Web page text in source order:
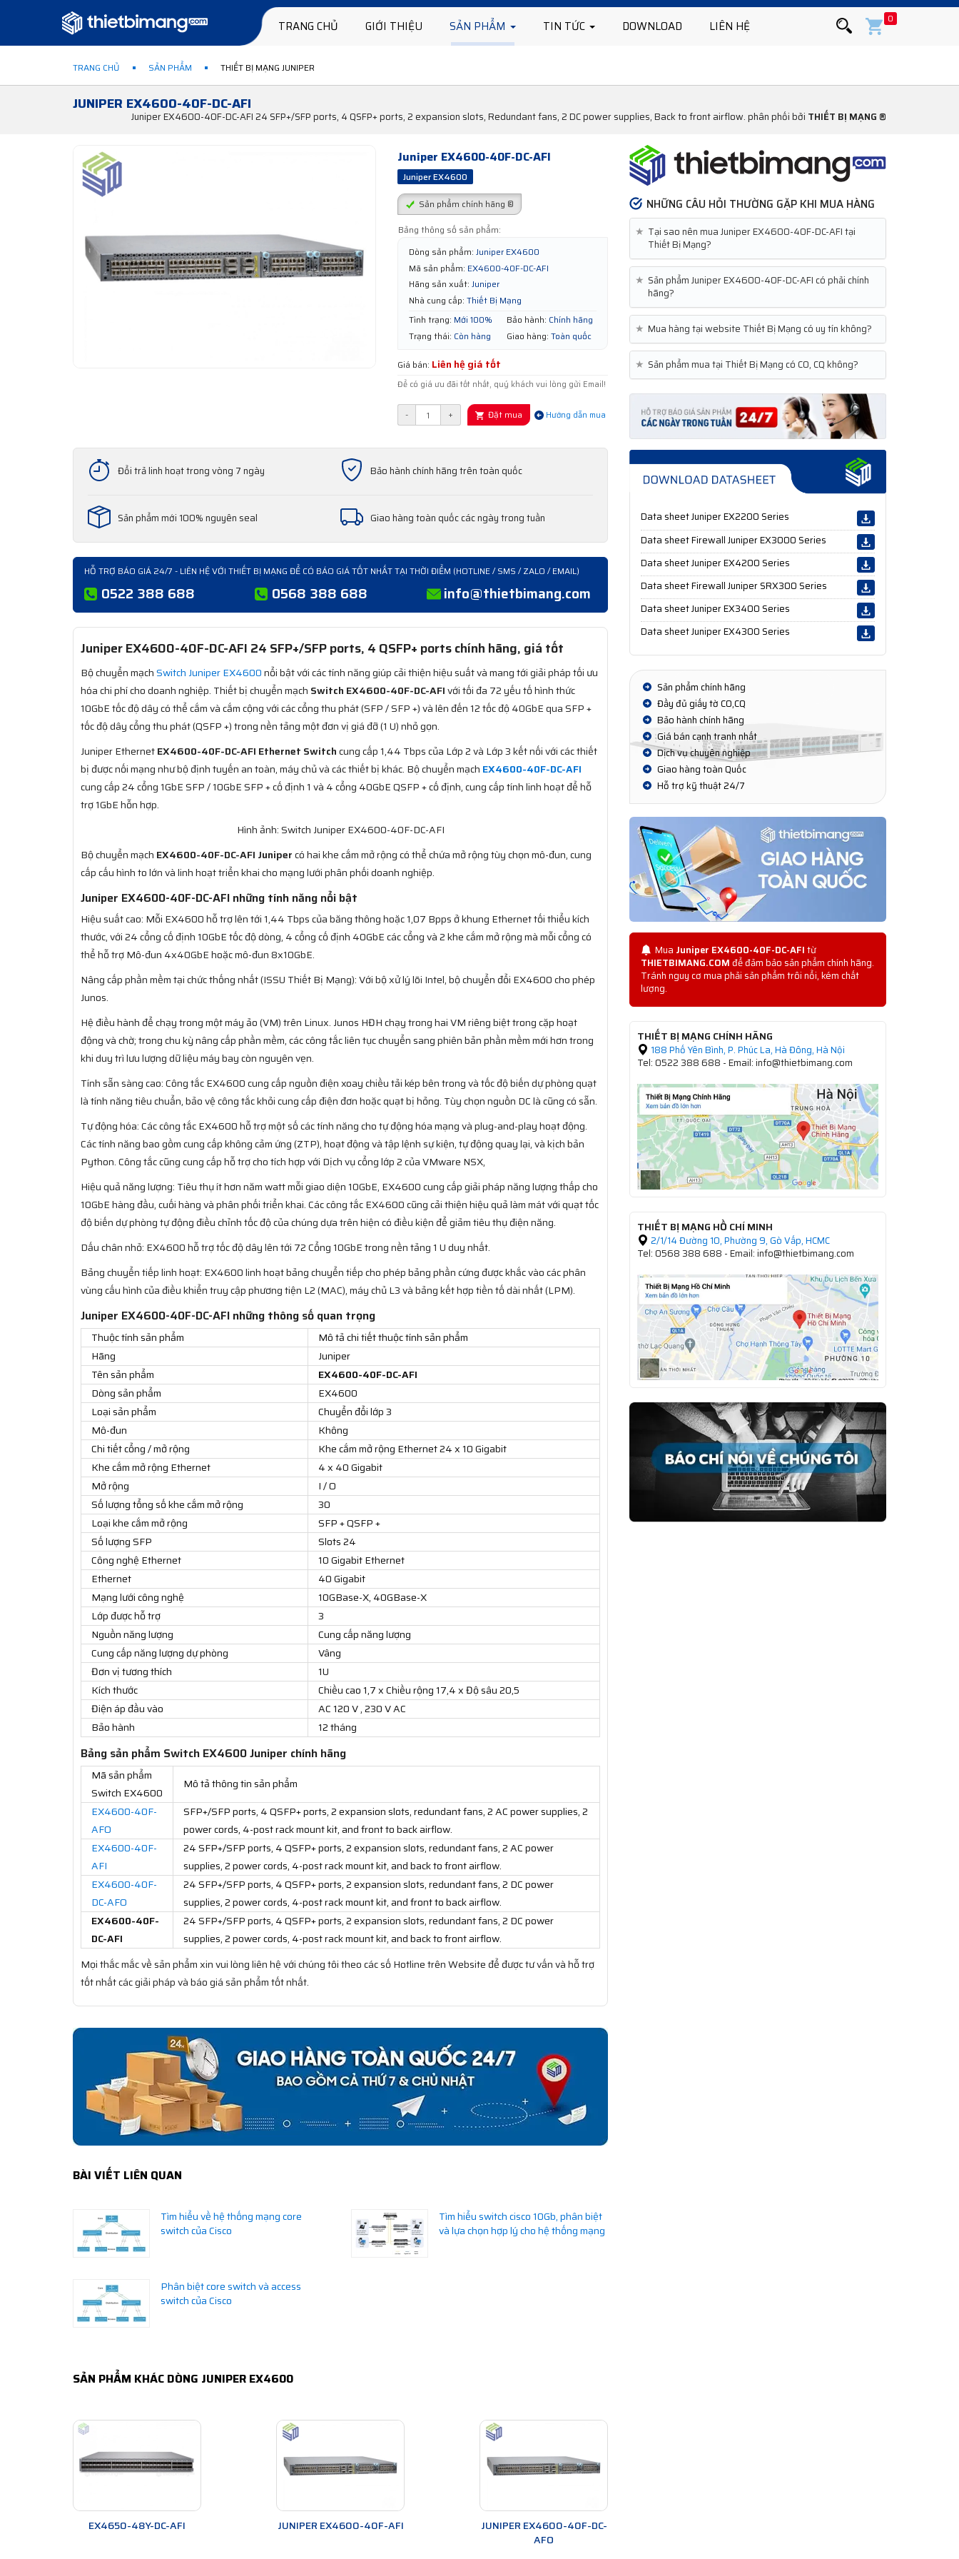
TRANG CHỦ GIỚI THIỆU SẢN PHẨM TIN TỨC DOWNLOAD LIÊN HỆ 0
TRANG CHỦ SẢN PHẨM THIẾT BỊ MẠNG JUNIPER
JUNIPER EX4600-40F-DC-AFI
Juniper EX4600-40F-DC-AFI 24 SFP+/SFP ports, 4 QSFP+ ports, 2 expansion slots, Redundant fans, 2 DC power supplies, Back to front airflow. phân phối bởi THIẾT BỊ MẠNG ®
Juniper EX4600-40F-DC-AFI
Juniper EX4600
Sản phẩm chính hãng ®
Bảng thông số sản phẩm:
Dòng sản phẩm: Juniper EX4600
Mã sản phẩm: EX4600-40F-DC-AFI
Hãng sản xuất: Juniper
Nhà cung cấp: Thiết Bị Mạng
Tình trạng: Mới 100% Bảo hành: Chính hãng
Trạng thái: Còn hàng Giao hàng: Toàn quốc
Giá bán: Liên hệ giá tốt
Để có giá ưu đãi tốt nhất, quý khách vui lòng gửi Email!
- + Đặt mua Hướng dẫn mua
Đổi trả linh hoạt trong vòng 7 ngày Bảo hành chính hãng trên toàn quốc
Sản phẩm mới 100% nguyên seal Giao hàng toàn quốc các ngày trong tuần
HỖ TRỢ BÁO GIÁ 24/7 - LIÊN HỆ VỚI THIẾT BỊ MẠNG ĐỂ CÓ BÁO GIÁ TỐT NHẤT TẠI THỜI ĐIỂM (HOTLINE / SMS / ZALO / EMAIL)
0522 388 688 0568 388 688 info@thietbimang.com
Juniper EX4600-40F-DC-AFI 24 SFP+/SFP ports, 4 QSFP+ ports chính hãng, giá tốt
Bộ chuyển mạchSwitch Juniper EX4600nổi bật với các tính năng giúp cải thiện hiệu suất và mang tới giải pháp tối ưu
hóa chi phí cho doanh nghiệp. Thiết bị chuyển mạch Switch EX4600-40F-DC-AFIvới tối đa 72 yếu tố hình thức
10GbE tốc độ dây có thể cắm và cắm cộng với các cổng thu phát (SFP / SFP +) và lên đến 12 tốc độ 40GbE qua SFP +
tốc độ dây cổng thu phát (QSFP +) trong nền tảng một đơn vị giá đỡ (1 U) nhỏ gọn.
Juniper EthernetEX4600-40F-DC-AFI Ethernet Switchcung cấp 1,44 Tbps của Lớp 2 và Lớp 3 kết nối với các thiết
bị được nối mạng như bộ định tuyến an toàn, máy chủ và các thiết bị khác. Bộ chuyển mạch EX4600-40F-DC-AFI
cung cấp 24 cổng 1GbE SFP / 10GbE SFP + cố định 1 và 4 cổng 40GbE QSFP + cố định, cung cấp tính linh hoạt để hỗ
trợ 1GbE hỗn hợp.
Hình ảnh: Switch Juniper EX4600-40F-DC-AFI
Bộ chuyển mạch EX4600-40F-DC-AFI Junipercó hai khe cắm mở rộng có thể chứa mở rộng tùy chọn mô-đun, cung
cấp cấu hình to lớn và linh hoạt triển khai cho mạng lưới phân phối doanh nghiệp.
Juniper EX4600-40F-DC-AFI những tính năng nổi bật
Hiệu suất cao: Mỗi EX4600 hỗ trợ lên tới 1,44 Tbps của băng thông hoặc 1,07 Bpps ở khung Ethernet tối thiểu kích
thước, với 24 cổng cố định 10GbE tốc độ dòng, 4 cổng cố định 40GbE các cổng và 2 khe cắm mở rộng mà mỗi cổng có
thể hỗ trợ Mô-đun 4x40GbE hoặc mô-đun 8x10GbE.
Nâng cấp phần mềm tại chức thống nhất (ISSU Thiết Bị Mạng): Với bộ xử lý lõi Intel, bộ chuyển đổi EX4600 cho phép
Junos.
Hệ điều hành để chạy trong một máy ảo (VM) trên Linux. Junos HĐH chạy trong hai VM riêng biệt trong cặp hoạt
động và chờ; trong chu kỳ nâng cấp phần mềm, các công tắc liên tục chuyển sang phiên bản phần mềm mới hơn trong
khi duy trì lưu lượng dữ liệu máy bay còn nguyên vẹn.
Tính sẵn sàng cao: Công tắc EX4600 cung cấp nguồn điện xoay chiều tải kép bên trong và tốc độ biến dự phòng quạt
là tính năng tiêu chuẩn, bảo vệ công tắc khỏi cung cấp điện đơn hoặc quạt bị hỏng. Tùy chọn nguồn DC là cũng có sẵn.
Tự động hóa: Các công tắc EX4600 hỗ trợ một số các tính năng cho tự động hóa mạng và plug-and-play hoạt động.
Các tính năng bao gồm cung cấp không cảm ứng (ZTP), hoạt động và tập lệnh sự kiện, tự động quay lại, và kịch bản
Python. Công tắc cũng cung cấp hỗ trợ cho tích hợp với Dịch vụ cổng lớp 2 của VMware NSX,
Hiệu quả năng lượng: Tiêu thụ ít hơn năm watt mỗi giao diện 10GbE, EX4600 cung cấp giải pháp năng lượng thấp cho
10GbE hàng đầu, cuối hàng và phân phối triển khai. Các công tắc EX4600 cũng cải thiện hiệu quả làm mát với quạt tốc
độ biến dự phòng tự động điều chỉnh tốc độ của chúng dựa trên hiện có điều kiện để giảm tiêu thụ điện năng.
Dấu chân nhỏ: EX4600 hỗ trợ tốc độ dây lên tới 72 Cổng 10GbE trong nền tảng 1 U duy nhất.
Bảng chuyển tiếp linh hoạt: EX4600 linh hoạt bảng chuyển tiếp cho phép bảng phần cứng được khắc vào các phân
vùng cấu hình của điều khiển truy cập phương tiện L2 (MAC), máy chủ L3 và bảng kết hợp tiền tố dài nhất (LPM).
Juniper EX4600-40F-DC-AFI những thông số quan trọng
Thuộc tính sản phẩm
Mô tả chi tiết thuộc tính sản phẩm
Hãng
Juniper
Tên sản phẩm
EX4600-40F-DC-AFI
Dòng sản phẩm
EX4600
Loại sản phẩm
Chuyển đổi lớp 3
Mô-đun
Không
Chi tiết cổng / mở rộng
Khe cắm mở rộng Ethernet 24 x 10 Gigabit
Khe cắm mở rộng Ethernet
4 x 40 Gigabit
Mở rộng
I / O
Số lượng tổng số khe cắm mở rộng
30
Loại khe cắm mở rộng
SFP + QSFP +
Số lượng SFP
Slots 24
Công nghệ Ethernet
10 Gigabit Ethernet
Ethernet
40 Gigabit
Mạng lưới công nghệ
10GBase-X, 40GBase-X
Lớp được hỗ trợ
3
Nguồn năng lượng
Cung cấp năng lượng
Cung cấp năng lượng dự phòng
Vâng
Đơn vị tương thích
1U
Kích thước
Chiều cao 1,7 x Chiều rộng 17,4 x Độ sâu 20,5
Điện áp đầu vào
AC 120 V , 230 V AC
Bảo hành
12 tháng
Bảng sản phẩm Switch EX4600 Juniper chính hãng
Mã sản phẩm
Switch EX4600
Mô tả thông tin sản phẩm
EX4600-40F-
AFO
SFP+/SFP ports, 4 QSFP+ ports, 2 expansion slots, redundant fans, 2 AC power supplies, 2
power cords, 4-post rack mount kit, and front to back airflow.
EX4600-40F-
AFI
24 SFP+/SFP ports, 4 QSFP+ ports, 2 expansion slots, redundant fans, 2 AC power
supplies, 2 power cords, 4-post rack mount kit, and back to front airflow.
EX4600-40F-
DC-AFO
24 SFP+/SFP ports, 4 QSFP+ ports, 2 expansion slots, redundant fans, 2 DC power
supplies, 2 power cords, 4-post rack mount kit, and front to back airflow.
EX4600-40F-
DC-AFI
24 SFP+/SFP ports, 4 QSFP+ ports, 2 expansion slots, redundant fans, 2 DC power
supplies, 2 power cords, 4-post rack mount kit, and back to front airflow.
Mọi thắc mắc về sản phẩm xin vui lòng liên hệ với chúng tôi theo các số Hotline trên Website để được tư vấn và hỗ trợ
tốt nhất các giải pháp và báo giá sản phẩm tốt nhất.
BÀI VIẾT LIÊN QUAN
Tìm hiểu về hệ thống mạng core
switch của Cisco
Tìm hiểu switch cisco 10Gb, phân biệt
và lựa chọn hợp lý cho hệ thống mạng
Phân biệt core switch và access
switch của Cisco
SẢN PHẨM KHÁC DÒNG JUNIPER EX4600
EX4650-48Y-DC-AFI JUNIPER EX4600-40F-AFI
JUNIPER EX4600-40F-DC-
AFO
NHỮNG CÂU HỎI THƯỜNG GẶP KHI MUA HÀNG
★ Tại sao nên mua Juniper EX4600-40F-DC-AFI tại
Thiết Bị Mạng?
★ Sản phẩm Juniper EX4600-40F-DC-AFI có phải chính
hãng?
★ Mua hàng tại website Thiết Bị Mạng có uy tín không?
★ Sản phẩm mua tại Thiết Bị Mạng có CO, CQ không?
Data sheet Juniper EX2200 Series
Data sheet Firewall Juniper EX3000 Series
Data sheet Juniper EX4200 Series
Data sheet Firewall Juniper SRX300 Series
Data sheet Juniper EX3400 Series
Data sheet Juniper EX4300 Series
Sản phẩm chính hãng
Đầy đủ giấy tờ CO,CQ
Bảo hành chính hãng
Giá bán cạnh tranh nhất
Dịch vụ chuyên nghiệp
Giao hàng toàn Quốc
Hỗ trợ kỹ thuật 24/7
Mua Juniper EX4600-40F-DC-AFItừ
THIETBIMANG.COMđể đảm bảo sản phẩm chính hãng.
Tránh nguy cơ mua phải sản phẩm trôi nổi, kém chất
lượng.
THIẾT BỊ MẠNG CHÍNH HÃNG
188 Phố Yên Bình, P. Phúc La, Hà Đông, Hà Nội
Tel: 0522 388 688 - Email: info@thietbimang.com
THIẾT BỊ MẠNG HỒ CHÍ MINH
2/1/14 Đường 10, Phường 9, Gò Vấp, HCMC
Tel: 0568 388 688 - Email: info@thietbimang.com